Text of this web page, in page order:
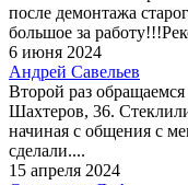
после демонтажа
большое за
6 июня 2024
Андрей Савельев
Второй раз
Шахтеров, 36.
начиная с общения с
сделали....
15 апреля 2024